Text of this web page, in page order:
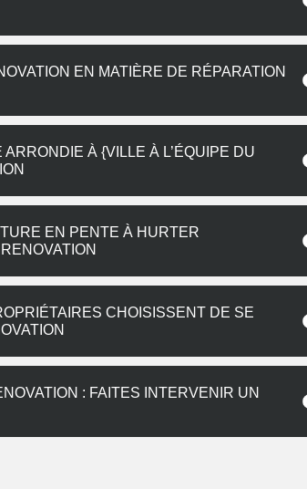
EN MATIÈRE DE RÉPARATION
À {VILLE À L’ÉQUIPE DU
EN PENTE À HURTER
CHOISISSENT DE SE
: FAITES INTERVENIR UN